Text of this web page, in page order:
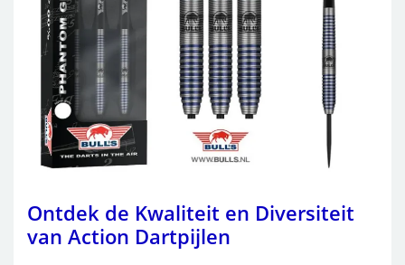
Ontdek de Kwaliteit en Diversiteit
van Action Dartpijlen